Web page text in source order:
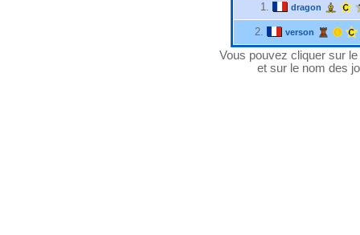
1. dragon
2. verson
Vous pouvez cliquer sur
et sur le nom des